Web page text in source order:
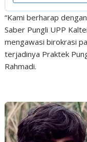
“Kami berharap
Saber Pungli UPP
mengawasi birokrasi
terjadinya Praktek
Rahmadi.